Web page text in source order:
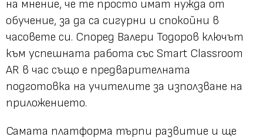
на мнение, че те просто имат нужда от
обучение, за да са сигурни и спокойни в
часовете си. Според Валери Тодоров ключът
към успешната работа със Smart Classroom
AR в час също е предварителната
подготовка на учителите за използване на
приложението.
Самата платформа търпи развитие и ще